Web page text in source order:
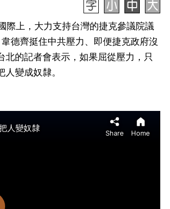
際上，大力支持台灣的捷克參議院議
德齊挺住中共壓力、即便捷克政府沒
的記者會表示，如果屈從壓力，只
變成奴隸。